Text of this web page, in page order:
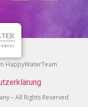
HappyWaterTeam
– All Rights Reserved